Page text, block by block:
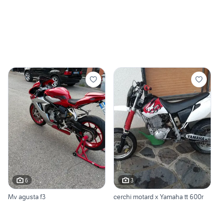
6
Mv agusta f3
3
cerchi motard x Yamaha tt 600r